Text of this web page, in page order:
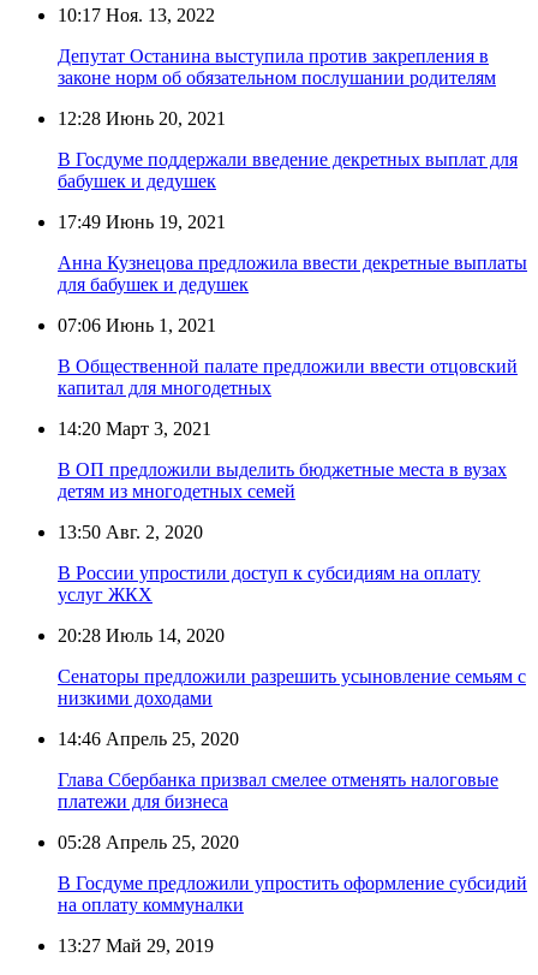
10:17 Ноя. 13, 2022
Депутат Останина выступила против закрепления в
законе норм об обязательном послушании родителям
12:28 Июнь 20, 2021
В Госдуме поддержали введение декретных выплат для
бабушек и дедушек
17:49 Июнь 19, 2021
Анна Кузнецова предложила ввести декретные выплаты
для бабушек и дедушек
07:06 Июнь 1, 2021
В Общественной палате предложили ввести отцовский
капитал для многодетных
14:20 Март 3, 2021
В ОП предложили выделить бюджетные места в вузах
детям из многодетных семей
13:50 Авг. 2, 2020
В России упростили доступ к субсидиям на оплату
услуг ЖКХ
20:28 Июль 14, 2020
Сенаторы предложили разрешить усыновление семьям с
низкими доходами
14:46 Апрель 25, 2020
Глава Сбербанка призвал смелее отменять налоговые
платежи для бизнеса
05:28 Апрель 25, 2020
В Госдуме предложили упростить оформление субсидий
на оплату коммуналки
13:27 Май 29, 2019